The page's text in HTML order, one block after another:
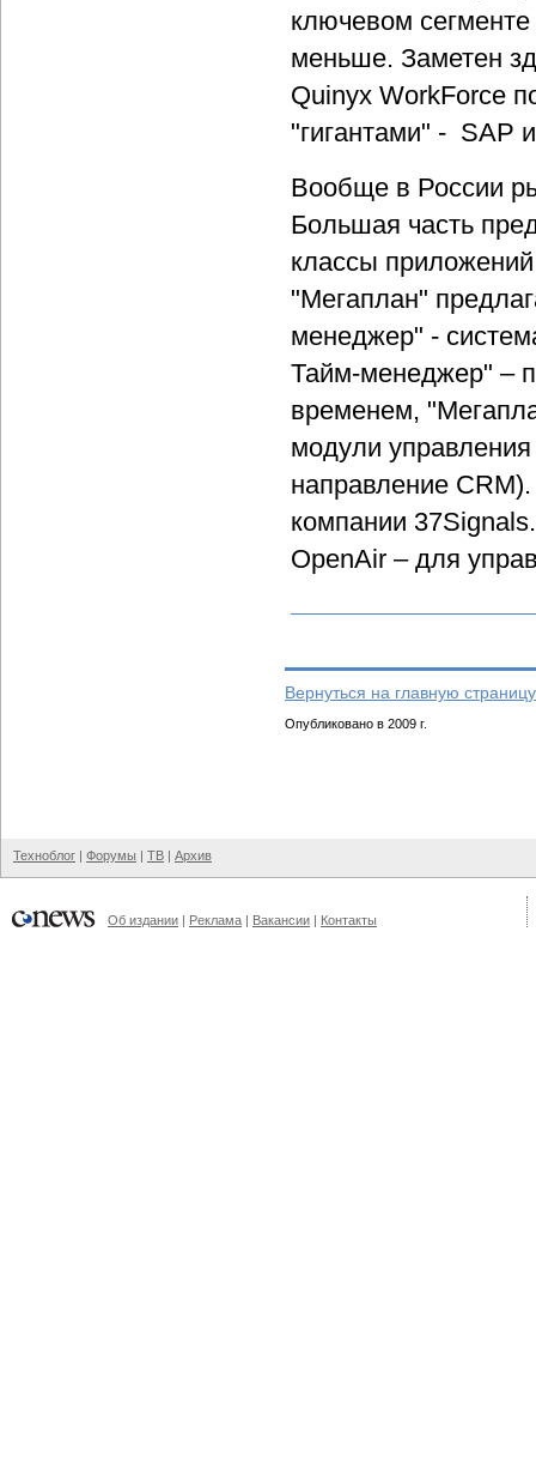
ключевом
меньше. Заметен
Quinyx WorkForce
"гигантами" - SAP
Вообще в России
Большая часть
классы
"Мегаплан"
менеджер" -
Тайм-менеджер" –
временем,
модули
направление
компании
OpenAir – для
Вернуться на главную
Опубликовано в 2009 г.
Техноблог | Форумы | ТВ | Архив
Об издании | Реклама | Вакансии | Контакты